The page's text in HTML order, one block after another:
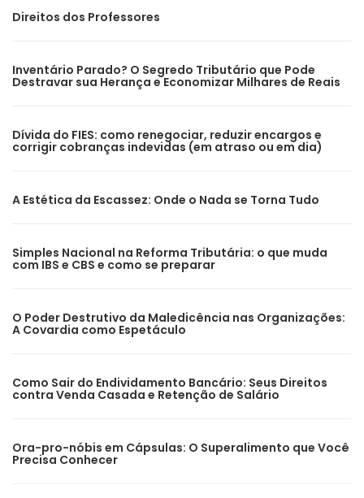
Direitos dos Professores
Inventário Parado? O Segredo Tributário que Pode
Destravar sua Herança e Economizar Milhares de Reais
Dívida do FIES: como renegociar, reduzir encargos e
corrigir cobranças indevidas (em atraso ou em dia)
A Estética da Escassez: Onde o Nada se Torna Tudo
Simples Nacional na Reforma Tributária: o que muda
com IBS e CBS e como se preparar
O Poder Destrutivo da Maledicência nas Organizações:
A Covardia como Espetáculo
Como Sair do Endividamento Bancário: Seus Direitos
contra Venda Casada e Retenção de Salário
Ora-pro-nóbis em Cápsulas: O Superalimento que Você
Precisa Conhecer